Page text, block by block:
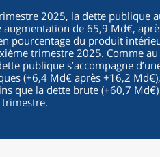
2025, la dette publique
de 65,9 Md€,
pourcentage du produit
trimestre 2025. Comme
publique s’accompagne
(+6,4 Md€ après +16,2
que la dette brute (+60,7 Md€)
trimestre.